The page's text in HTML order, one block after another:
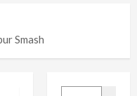
Smash